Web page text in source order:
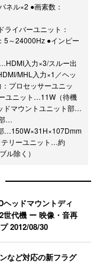
ネル×2 ●画素数：
ライバーユニット：
5～24000Hz ●インピー
入力×3/スルー出
MHL入力×1／ヘッ
プロセッサーユニッ
ユニット…11W（待機
ドマウントユニット部…
…
…150W×31H×107Dmm
リーユニット…約
ル除く）
ヘッドマウントディ
世代機 ー 映像・音再
プ2012/08/30
など対応の新フラグ